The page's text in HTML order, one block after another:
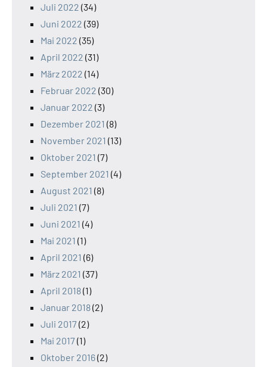
Juli 2022 (34)
Juni 2022 (39)
Mai 2022 (35)
April 2022 (31)
März 2022 (14)
Februar 2022 (30)
Januar 2022 (3)
Dezember 2021 (8)
November 2021 (13)
Oktober 2021 (7)
September 2021 (4)
August 2021 (8)
Juli 2021 (7)
Juni 2021 (4)
Mai 2021 (1)
April 2021 (6)
März 2021 (37)
April 2018(1)
Januar 2018(2)
Juli 2017(2)
Mai 2017(1)
Oktober 2016(2)